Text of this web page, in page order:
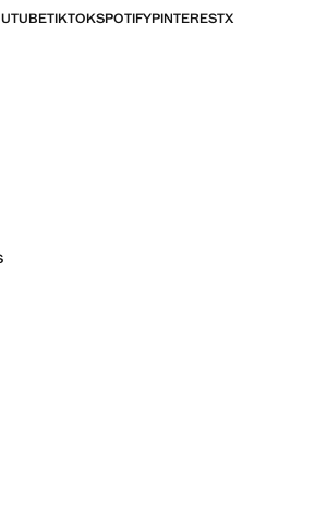
TIKTOKSPOTIFYPINTERESTX